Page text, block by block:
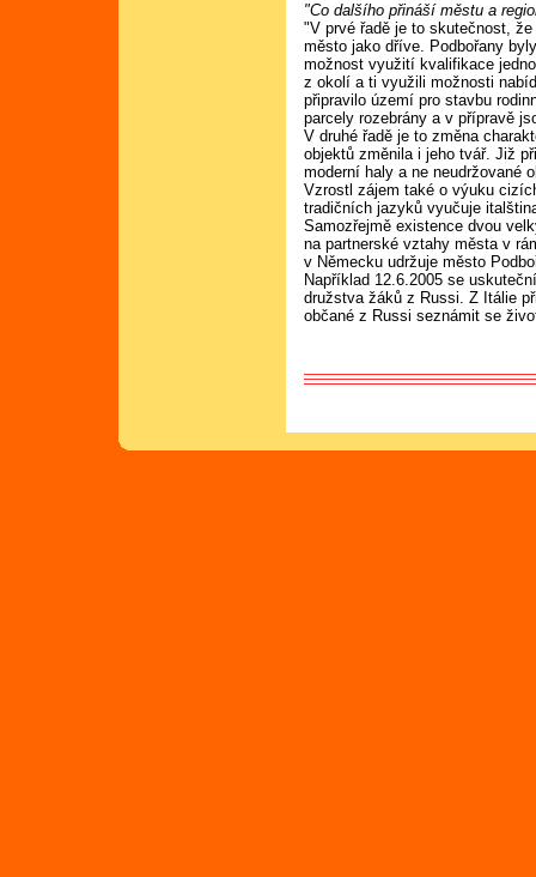
"Co dalšího přináší městu a
"V prvé řadě je to skutečnost,
město jako dříve. Podbořany
možnost využití kvalifikace
z okolí a ti využili možnosti
připravilo území pro stavbu
parcely rozebrány a v přípravě
V druhé řadě je to změna
objektů změnila i jeho tvář. Již
moderní haly a ne neudržované
Vzrostl zájem také o výuku
tradičních jazyků vyučuje
Samozřejmě existence dvou
na partnerské vztahy města v
v Německu udržuje město
Například 12.6.2005 se
družstva žáků z Russi. Z Itálie
občané z Russi seznámit se